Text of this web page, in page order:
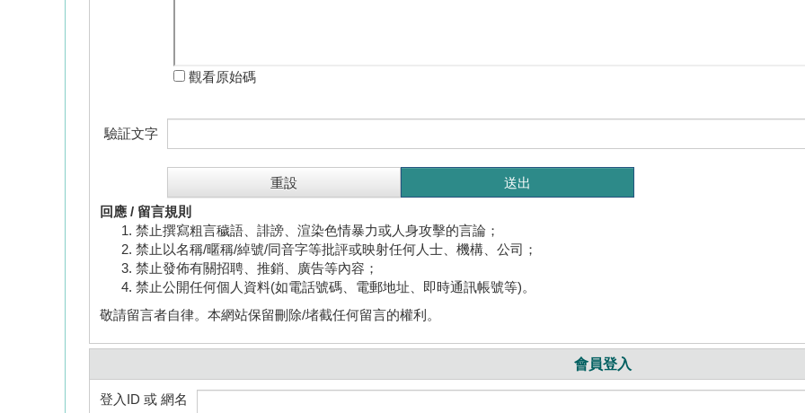
觀看原始碼
驗証文字
回應 / 留言規則
禁止撰寫粗言穢語、誹謗、渲染色情暴力或人身攻擊的言論；
禁止以名稱/暱稱/綽號/同音字等批評或映射任何人士、機構、公司；
禁止發佈有關招聘、推銷、廣告等內容；
禁止公開任何個人資料(如電話號碼、電郵地址、即時通訊帳號等)。
敬請留言者自律。本網站保留刪除/堵截任何留言的權利。
會員登入
登入ID 或 網名